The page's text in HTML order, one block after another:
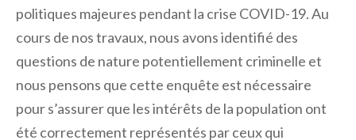
politiques majeures pendant la crise COVID-19. Au
cours de nos travaux, nous avons identifié des
questions de nature potentiellement criminelle et
nous pensons que cette enquête est nécessaire
pour s’assurer que les intérêts de la population ont
été correctement représentés par ceux qui